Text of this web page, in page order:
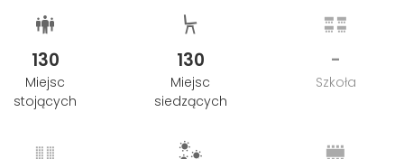
130
Miejsc
stojących
130
Miejsc
siedzących
-
Szkoła